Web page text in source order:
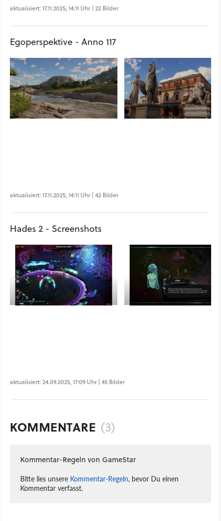
aktualisiert: 17.11.2025, 14:11 Uhr | 22 Bilder
Egoperspektive - Anno 117
aktualisiert: 17.11.2025, 14:11 Uhr | 42 Bilder
Hades 2 - Screenshots
aktualisiert: 24.09.2025, 17:09 Uhr | 45 Bilder
KOMMENTARE (3)
Kommentar-Regeln von GameStar
Bitte lies unsere Kommentar-Regeln, bevor Du einen
Kommentar verfasst.